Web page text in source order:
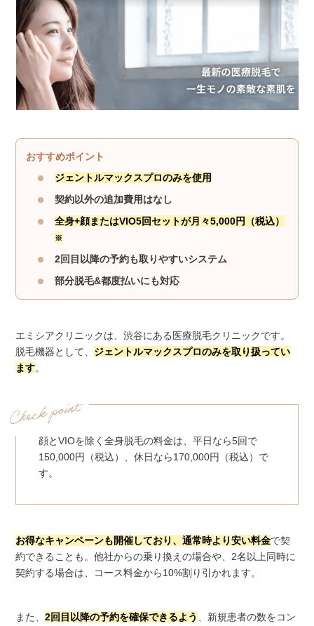
おすすめポイント
ジェントルマックスプロのみを使用
契約以外の追加費用はなし
全身+顔またはVIO5回セットが月々5,000円（税込）
※
2回目以降の予約も取りやすいシステム
部分脱毛&都度払いにも対応
エミシアクリニックは、渋谷にある医療脱毛クリニックです。
脱毛機器として、 ジェントルマックスプロのみを取り扱ってい
ます。
顔とVIOを除く全身脱毛の料金は、平日なら5回で
150,000円（税込）、休日なら170,000円（税込）で
す。
お得なキャンペーンも開催しており、通常時より安い料金で契
約できることも。他社からの乗り換えの場合や、2名以上同時に
契約する場合は、コース料金から10%割り引かれます。
また、2回目以降の予約を確保できるよう
、新規患者の数をコン